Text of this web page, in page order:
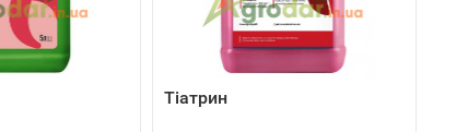
Тіатрин